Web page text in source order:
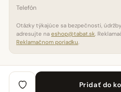
Telefón
Otázky týkajúce sa bezpečnosti,
adresujte na eshop@tabat.sk.
Reklamačnom poriadku.
Pridať do